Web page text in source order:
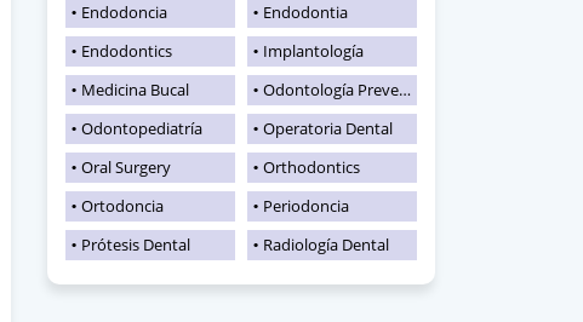
Endodoncia
Endodontia
Endodontics
Implantología
Medicina Bucal
Odontología Preventiva
Odontopediatría
Operatoria Dental
Oral Surgery
Orthodontics
Ortodoncia
Periodoncia
Prótesis Dental
Radiología Dental